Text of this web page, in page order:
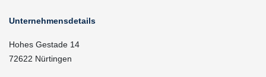
Unternehmensdetails
Hohes Gestade 14
72622 Nürtingen